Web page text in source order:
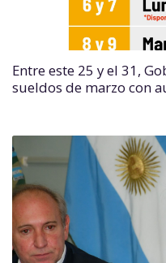
Entre este 25 y el 31,
sueldos de marzo con